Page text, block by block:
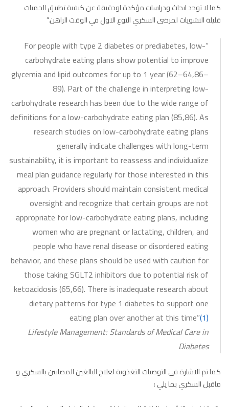
كما لا توجد ابحاث ودراسات مؤكدة اودقيقة عن كيفية تطبيق الحميات
قليلة النشويات لمرضى السكري النوع الاول في الوقت الراهن.”
“For people with type 2 diabetes or prediabetes, low-
carbohydrate eating plans show potential to improve
glycemia and lipid outcomes for up to 1 year (62–64,86–
89). Part of the challenge in interpreting low-
carbohydrate research has been due to the wide range of
definitions for a low-carbohydrate eating plan (85,86). As
research studies on low-carbohydrate eating plans
generally indicate challenges with long-term
sustainability, it is important to reassess and individualize
meal plan guidance regularly for those interested in this
approach. Providers should maintain consistent medical
oversight and recognize that certain groups are not
appropriate for low-carbohydrate eating plans, including
women who are pregnant or lactating, children, and
people who have renal disease or disordered eating
behavior, and these plans should be used with caution for
those taking SGLT2 inhibitors due to potential risk of
ketoacidosis (65,66). There is inadequate research about
dietary patterns for type 1 diabetes to support one
eating plan over another at this time”(1)
Lifestyle Management: Standards of Medical Care in
Diabetes
كما تم الاشارة في التوصيات التغذوية لعلاج البالغين المصابين بالسكري و
ماقبل السكري بما يلي :